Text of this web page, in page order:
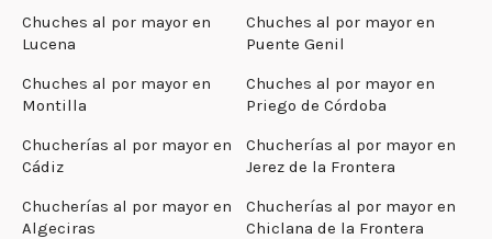
Chuches al por mayor en
Lucena
Chuches al por mayor en
Puente Genil
Chuches al por mayor en
Montilla
Chuches al por mayor en
Priego de Córdoba
Chucherías al por mayor en
Cádiz
Chucherías al por mayor en
Jerez de la Frontera
Chucherías al por mayor en
Algeciras
Chucherías al por mayor en
Chiclana de la Frontera